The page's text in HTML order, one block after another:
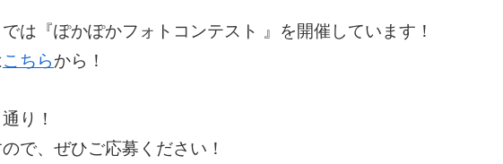
は『ぽかぽかフォトコンテスト 』を開催しています！
こちらから！
り！
で、ぜひご応募ください！